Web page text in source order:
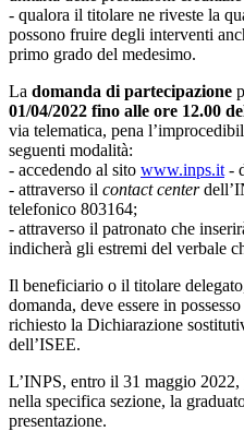
- qualora il titolare ne riveste la
possono fruire degli interventi
primo grado del medesimo.
La domanda di partecipazione
01/04/2022 fino alle ore 12.00
via telematica, pena
seguenti modalità:
- accedendo al sito www.inps.it -
- attraverso il contact center
telefonico 803164;
- attraverso il patronato che
indicherà gli estremi del verbale
Il beneficiario o il titolare
domanda, deve essere in
richiesto la Dichiarazione
dell’ISEE.
L’INPS, entro il 31 maggio
nella specifica sezione, la
presentazione.